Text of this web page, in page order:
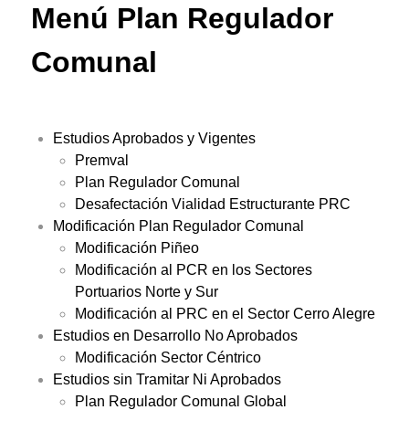
Menú Plan Regulador
Comunal
Estudios Aprobados y Vigentes
Premval
Plan Regulador Comunal
Desafectación Vialidad Estructurante PRC
Modificación Plan Regulador Comunal
Modificación Piñeo
Modificación al PCR en los Sectores
Portuarios Norte y Sur
Modificación al PRC en el Sector Cerro Alegre
Estudios en Desarrollo No Aprobados
Modificación Sector Céntrico
Estudios sin Tramitar Ni Aprobados
Plan Regulador Comunal Global